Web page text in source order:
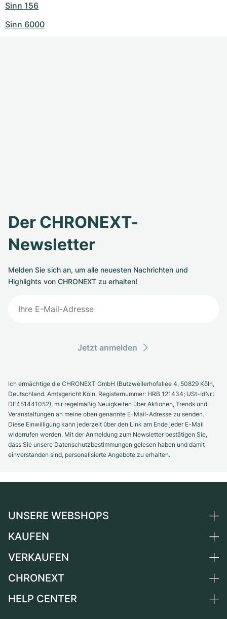
Sinn 156
Sinn 6000
Der CHRONEXT-
Newsletter
Melden Sie sich an, um alle neuesten Nachrichten und
Highlights von CHRONEXT zu erhalten!
Jetzt anmelden
Ich ermächtige die CHRONEXT GmbH (Butzweilerhofallee 4, 50829 Köln,
Deutschland. Amtsgericht Köln, Registernummer: HRB 121434; USt-IdNr.:
DE451441052), mir regelmäßig Neuigkeiten über Aktionen, Trends und
Veranstaltungen an meine oben genannte E-Mail-Adresse zu senden.
Diese Einwilligung kann jederzeit über den Link am Ende jeder E-Mail
widerrufen werden. Mit der Anmeldung zum Newsletter bestätigen Sie,
dass Sie unsere Datenschutzbestimmungen gelesen haben und damit
einverstanden sind, personalisierte Angebote zu erhalten.
UNSERE WEBSHOPS
Deutschland
Schweiz
Frankreich
KAUFEN
Alle Luxusuhren
Independent Brands
VERKAUFEN
Uhr verkaufen
CHRONEXT
Über uns
HELP CENTER